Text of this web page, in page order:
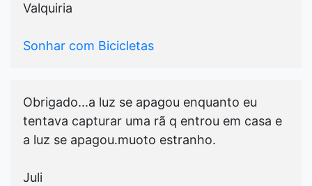
Valquiria
Sonhar com Bicicletas
Obrigado...a luz se apagou enquanto eu
tentava capturar uma rã q entrou em casa e
a luz se apagou.muoto estranho.
Juli